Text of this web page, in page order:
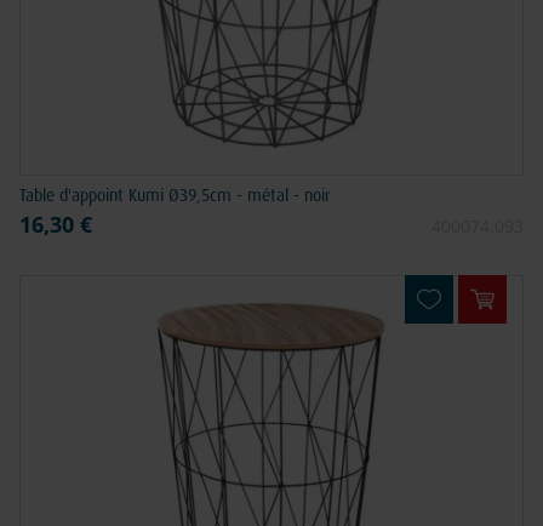
Table d'appoint Kumi Ø39,5cm - métal - noir
16,30 €